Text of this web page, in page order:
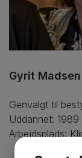
Gyrit Madsen
Genvalgt til
Uddannet: 1989
Arbejdsplads: